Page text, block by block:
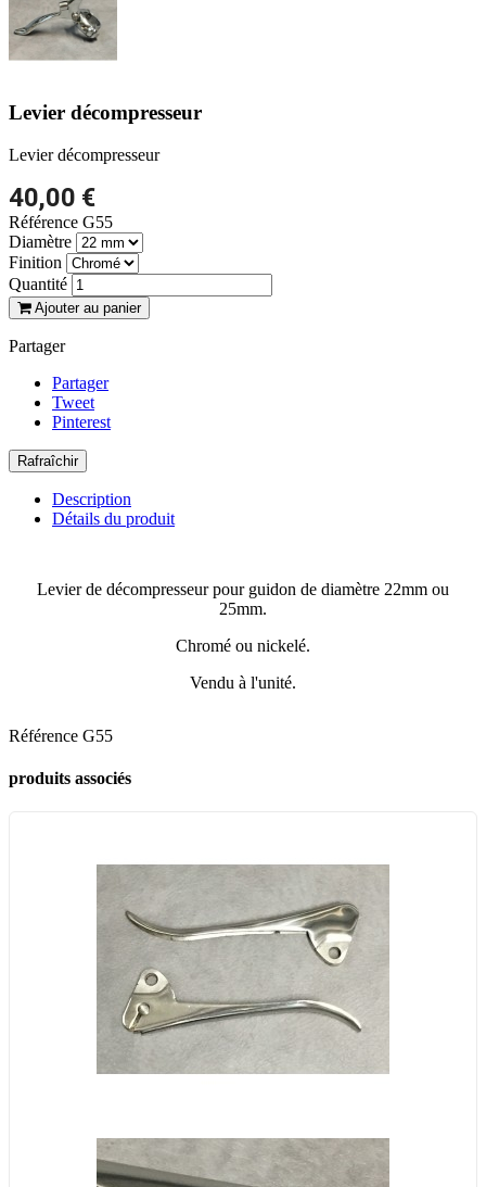
Levier décompresseur
Levier décompresseur
40,00 €
Référence G55
Diamètre
Finition
Quantité
Ajouter au panier
Partager
Partager
Tweet
Pinterest
Description
Détails du produit
Levier de décompresseur pour guidon de diamètre 22mm ou
25mm.
Chromé ou nickelé.
Vendu à l'unité.
Référence G55
produits associés